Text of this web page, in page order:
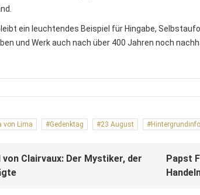
ein leuchtendes Beispiel für Hingabe,
und Werk auch nach über 400 Jahren noch
von Lima Gedenktag 23 August
von Clairvaux: Der Mystiker, der
Papst